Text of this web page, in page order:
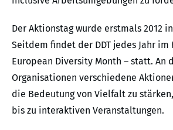
Der Aktionstag wurde erstmals 2012
Seitdem findet der DDT jedes Jahr im
European Diversity Month – statt. An
Organisationen verschiedene
die Bedeutung von Vielfalt zu
bis zu interaktiven Veranstaltungen.